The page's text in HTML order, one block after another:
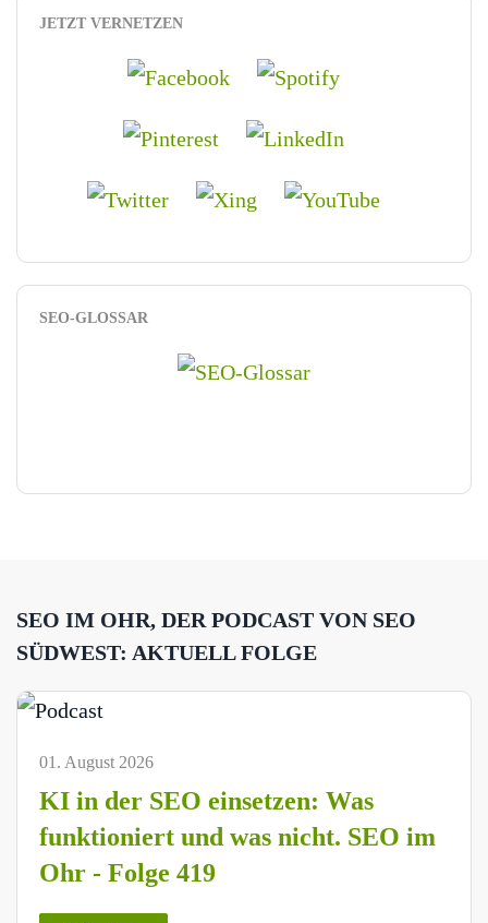
JETZT VERNETZEN
SEO-GLOSSAR
SEO IM OHR, DER PODCAST VON SEO
SÜDWEST: AKTUELL FOLGE
01. August 2026
KI in der SEO einsetzen: Was
funktioniert und was nicht. SEO im
Ohr - Folge 419